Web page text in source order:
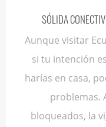
SÓLIDA
Aunque visitar
si tu intención
harías en casa,
problemas.
bloqueados, la